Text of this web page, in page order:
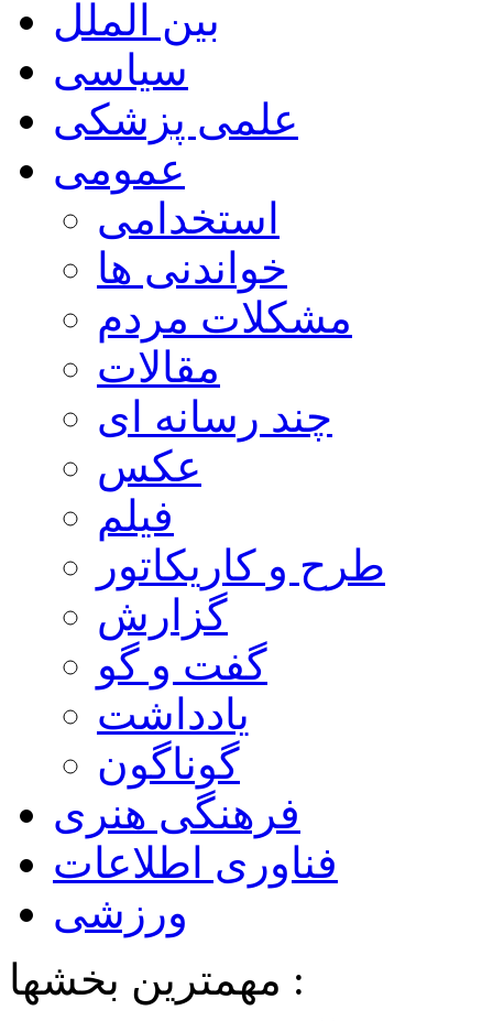
بین الملل
سیاسی
علمی پزشکی
عمومی
استخدامی
خواندنی ها
مشکلات مردم
مقالات
چند رسانه ای
عکس
فیلم
طرح و کاریکاتور
گزارش
گفت و گو
یادداشت
گوناگون
فرهنگی هنری
فناوری اطلاعات
ورزشی
مهمترین بخشها :